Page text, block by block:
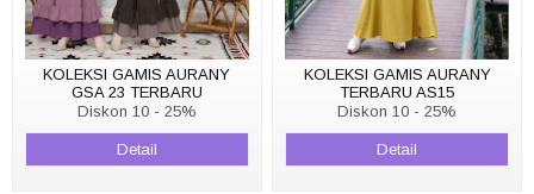
KOLEKSI GAMIS AURANY
GSA 23 TERBARU
Diskon 10 - 25%
Detail
KOLEKSI GAMIS AURANY
TERBARU AS15
Diskon 10 - 25%
Detail